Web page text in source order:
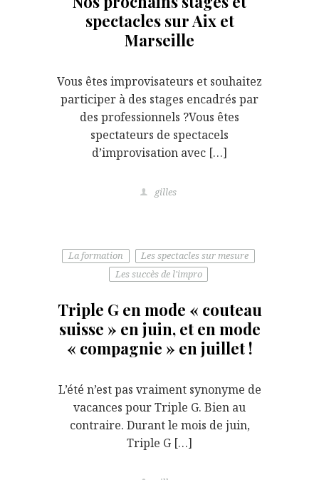
spectacles sur Aix et
Marseille
Vous êtes improvisateurs et souhaitez
participer à des stages encadrés par
des professionnels ?Vous êtes
spectateurs de spectacels
d’improvisation avec […]
gilles
La formation
Les spectacles sur mesure
Les succès de l'impro
Triple G en mode « couteau
suisse » en juin, et en mode
« compagnie » en juillet !
L’été n’est pas vraiment synonyme de
vacances pour Triple G. Bien au
contraire. Durant le mois de juin,
Triple G […]